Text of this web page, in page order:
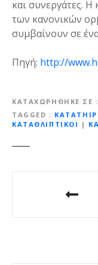
και συνεργάτες. Η
των κανονικών
συμβαίνουν σε
Πηγή: http://
ΚΑΤΑΧΩΡΉΘΗΚΕ ΣΕ
TAGGED
ΚΑΤΑΘΛΙΠΤΙΚΟΙ |